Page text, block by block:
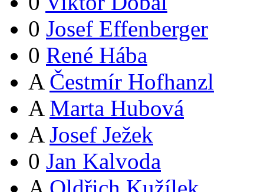
0 Josef Effenberger
0 René Hába
A Čestmír Hofhanzl
A Marta Hubová
A Josef Ježek
0 Jan Kalvoda